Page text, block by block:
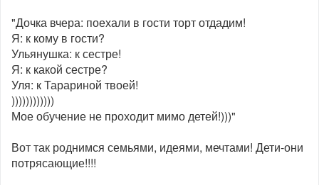
"Дочка вчера: поехали в гости торт отдадим!
Я: к кому в гости?
Ульянушка: к сестре!
Я: к какой сестре?
Уля: к Тарариной твоей!
))))))))))))
Мое обучение не проходит мимо детей!)))"
Вот так роднимся семьями, идеями, мечтами! Дети-они
потрясающие!!!!